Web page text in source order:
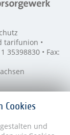
Cookies
und
tarifunion •
35398830 • Fax: